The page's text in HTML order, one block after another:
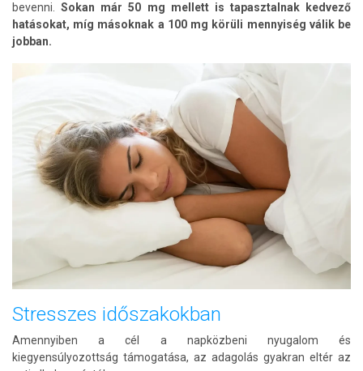
bevenni.Sokan már 50 mg mellett is tapasztalnak kedvező
hatásokat, míg másoknak a 100 mg körüli mennyiség válik be
jobban.
Stresszes időszakokban
Amennyiben a cél a napközbeni nyugalom és
kiegyensúlyozottság támogatása, az adagolás gyakran eltér az